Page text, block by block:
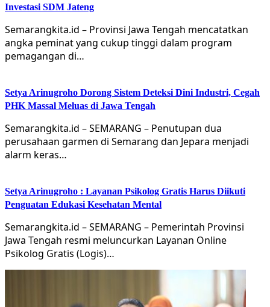
Investasi SDM Jateng
Semarangkita.id – Provinsi Jawa Tengah mencatatkan
angka peminat yang cukup tinggi dalam program
pemagangan di…
Setya Arinugroho Dorong Sistem Deteksi Dini Industri, Cegah
PHK Massal Meluas di Jawa Tengah
Semarangkita.id – SEMARANG – Penutupan dua
perusahaan garmen di Semarang dan Jepara menjadi
alarm keras…
Setya Arinugroho : Layanan Psikolog Gratis Harus Diikuti
Penguatan Edukasi Kesehatan Mental
Semarangkita.id – SEMARANG – Pemerintah Provinsi
Jawa Tengah resmi meluncurkan Layanan Online
Psikolog Gratis (Logis)…